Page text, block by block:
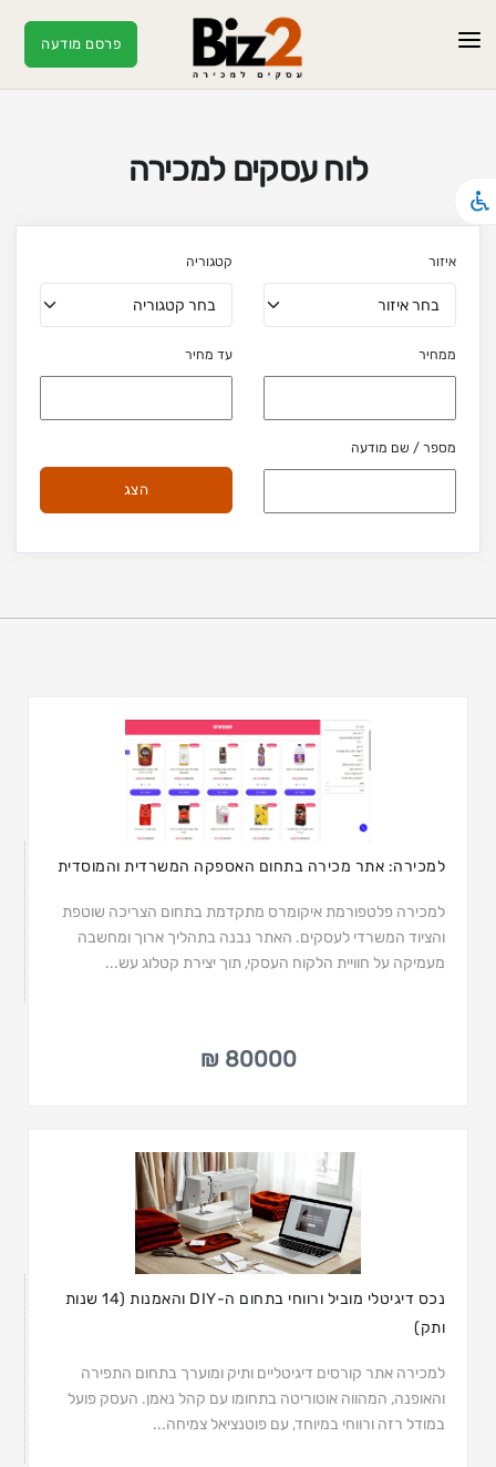
פרסם מודעה
ראשי
מאמרים
לוח עסקים למכירה
איזור קטגוריה
ממחיר עד מחיר
מספר / שם מודעה
הצג
למכירה: אתר מכירה בתחום האספקה המשרדית והמוסדית
למכירה פלטפורמת איקומרס מתקדמת בתחום הצריכה שוטפת
והציוד המשרדי לעסקים. האתר נבנה בתהליך ארוך ומחשבה
מעמיקה על חוויית הלקוח העסקי, תוך יצירת קטלוג עש...
80000 ₪
נכס דיגיטלי מוביל ורווחי בתחום ה-DIY והאמנות (14 שנות
ותק)
למכירה אתר קורסים דיגיטליים ותיק ומוערך בתחום התפירה
והאופנה, המהווה אוטוריטה בתחומו עם קהל נאמן. העסק פועל
במודל רזה ורווחי במיוחד, עם פוטנציאל צמיחה...